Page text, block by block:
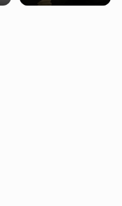
starzenie